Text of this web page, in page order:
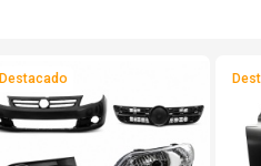
Destacado